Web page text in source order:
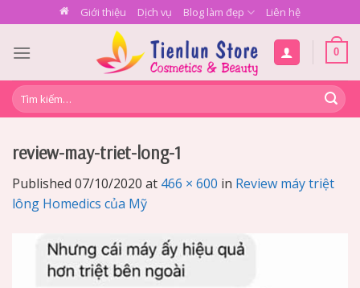
to
content
Giới thiệu Dịch vụ Blog làm đẹp Liên hệ
0
Tìm
kiếm:
review-may-triet-long-1
Published 07/10/2020 at 466 × 600 in Review máy triệt
lông Homedics của Mỹ